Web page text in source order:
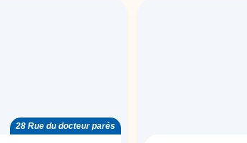
28 Rue du docteur parés